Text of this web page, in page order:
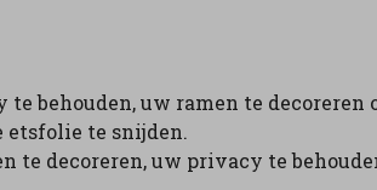
behouden, uw ramen te decoreren
te snijden.
te decoreren, uw privacy te